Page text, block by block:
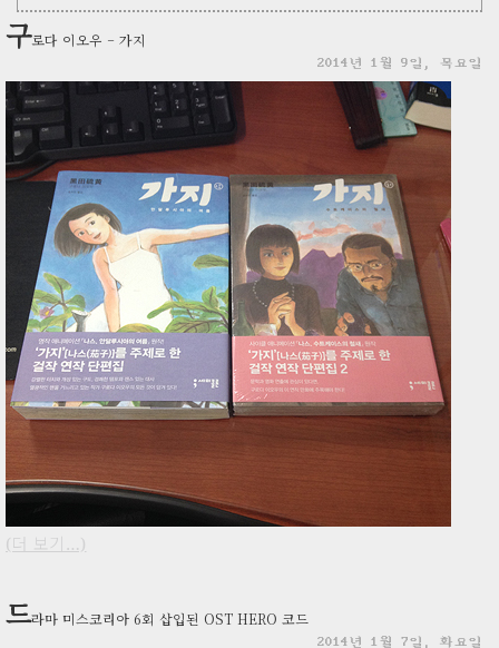
구로다 이오우 – 가지
2014년 1월 9일, 목요일
(더 보기…)
드라마 미스코리아 6회 삽입된 OST HERO 코드
2014년 1월 7일, 화요일